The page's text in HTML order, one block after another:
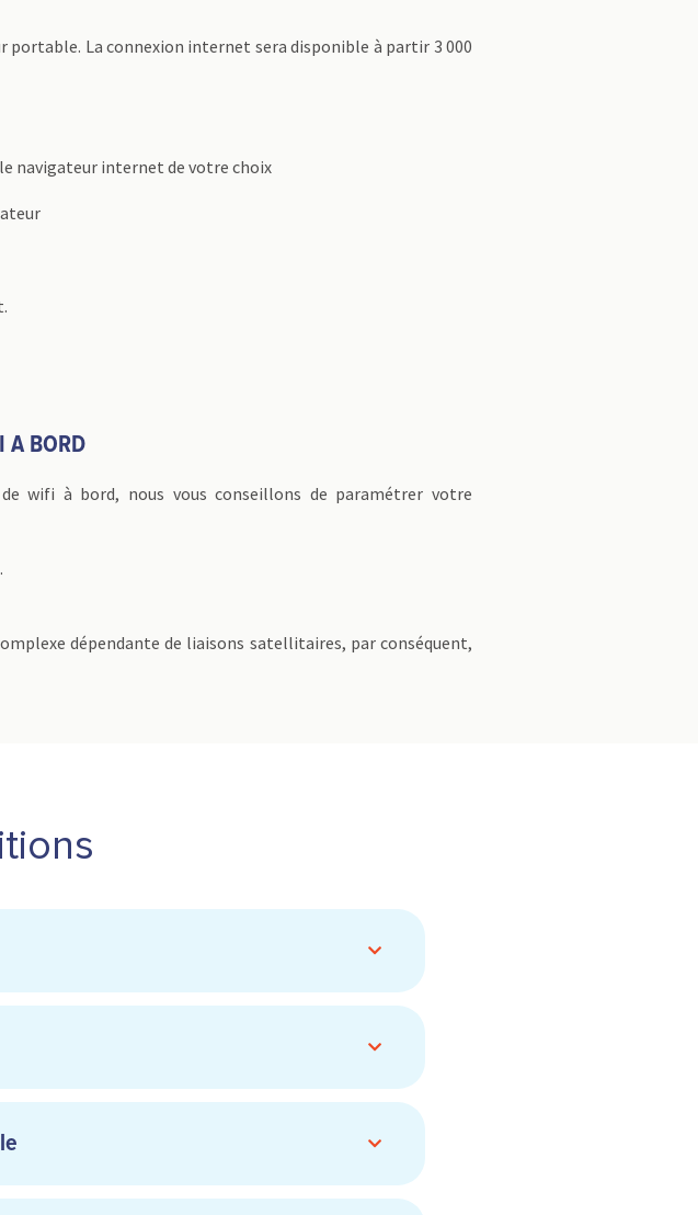
La connexion internet sera disponible à partir 3 000
navigateur internet de votre choix
A BORD
wifi à bord, nous vous conseillons de paramétrer votre
dépendante de liaisons satellitaires, par conséquent,